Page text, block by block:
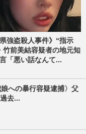
県強盗殺人事件》“指示
竹前美結容疑者の地元知
「悪い話なんて...
への暴行容疑逮捕〉父
去...